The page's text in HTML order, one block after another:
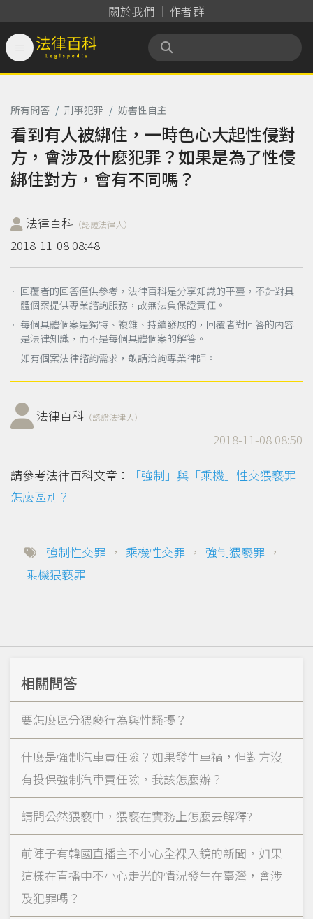
關於我們 作者群
法律百科 Legispedia
所有問答 / 刑事犯罪 / 妨害性自主
看到有人被綁住，一時色心大起性侵對
方，會涉及什麼犯罪？如果是為了性侵
綁住對方，會有不同嗎？
法律百科 （認證法律人）
2018-11-08 08:48
． 回覆者的回答僅供參考，法律百科是分享知識的平臺，不針對具
體個案提供專業諮詢服務，故無法負保證責任。
． 每個具體個案是獨特、複雜、持續發展的，回覆者對回答的內容
是法律知識，而不是每個具體個案的解答。
如有個案法律諮詢需求，敬請洽詢專業律師。
法律百科 （認證法律人）
2018-11-08 08:50
請參考法律百科文章：
「強制」與「乘機」性交猥褻罪
怎麼區別？
強制性交罪 ， 乘機性交罪 ， 強制猥褻罪 ，
乘機猥褻罪
相關問答
要怎麼區分猥褻行為與性騷擾？
什麼是強制汽車責任險？如果發生車禍，但對方沒
有投保強制汽車責任險，我該怎麼辦？
請問公然猥褻中，猥褻在實務上怎麼去解釋?
前陣子有韓國直播主不小心全裸入鏡的新聞，如果
這樣在直播中不小心走光的情況發生在臺灣，會涉
及犯罪嗎？